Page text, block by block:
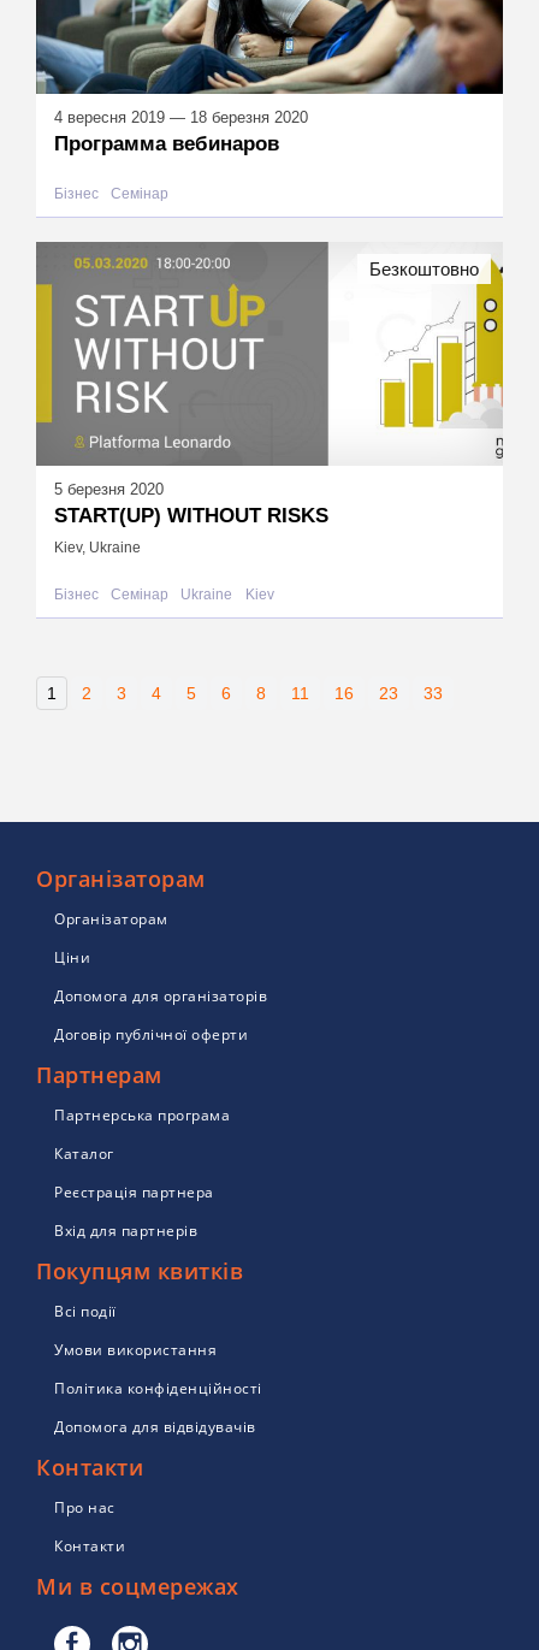
4 вересня 2019 — 18 березня 2020
Программа вебинаров
Бізнес Семінар
5 березня 2020
START(UP) WITHOUT RISKS
Kiev, Ukraine
Бізнес Семінар Ukraine Kiev
Безкоштовно
1 2 3 4 5 6 8 11 16 23 33
Організаторам
Організаторам
Ціни
Допомога для організаторів
Договір публічної оферти
Партнерам
Партнерська програма
Каталог
Реєстрація партнера
Вхід для партнерів
Покупцям квитків
Всі події
Умови використання
Політика конфіденційності
Допомога для відвідувачів
Контакти
Про нас
Контакти
Ми в соцмережах